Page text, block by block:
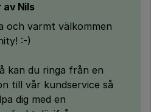
av Nils
och varmt välkommen
:-)
kan du ringa från en
till vår kundservice så
dig med en